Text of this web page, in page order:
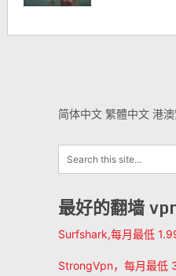
简体中文 繁體中文 港
最好的翻墙
Surfshark,每月最低
StrongVpn，每月最低